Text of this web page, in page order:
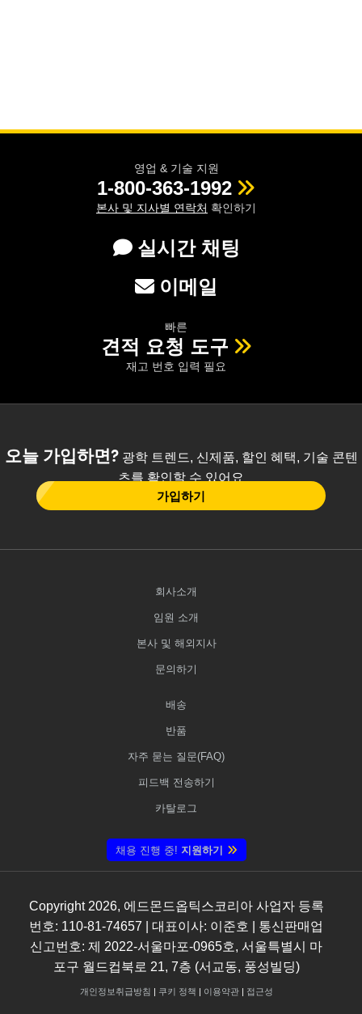
영업 & 기술 지원
1-800-363-1992
본사 및 지사별 연락처 확인하기
실시간 채팅
이메일
빠른
견적 요청 도구
재고 번호 입력 필요
오늘 가입하면?광학 트렌드, 신제품, 할인 혜택, 기술 콘텐
츠를 확인할 수 있어요
가입하기
회사소개
임원 소개
본사 및 해외지사
문의하기
배송
반품
자주 묻는 질문(FAQ)
피드백 전송하기
카탈로그
채용 진행 중! 지원하기
Copyright 2026, 에드몬드옵틱스코리아 사업자 등록
번호: 110-81-74657 | 대표이사: 이준호 | 통신판매업
신고번호: 제 2022-서울마포-0965호, 서울특별시 마
포구 월드컵북로 21, 7층 (서교동, 풍성빌딩)
개인정보취급방침 | 쿠키 정책 | 이용약관| 접근성